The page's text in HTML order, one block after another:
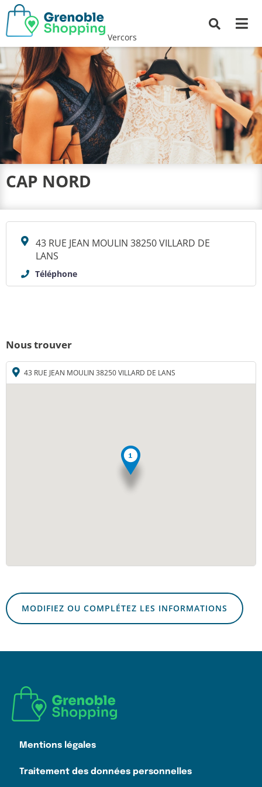
Vercors
CAP NORD
43 RUE JEAN MOULIN 38250 VILLARD DE
LANS
Téléphone
Nous trouver
43 RUE JEAN MOULIN 38250 VILLARD DE LANS
MODIFIEZ OU COMPLÉTEZ LES INFORMATIONS
Mentions légales
Traitement des données personnelles